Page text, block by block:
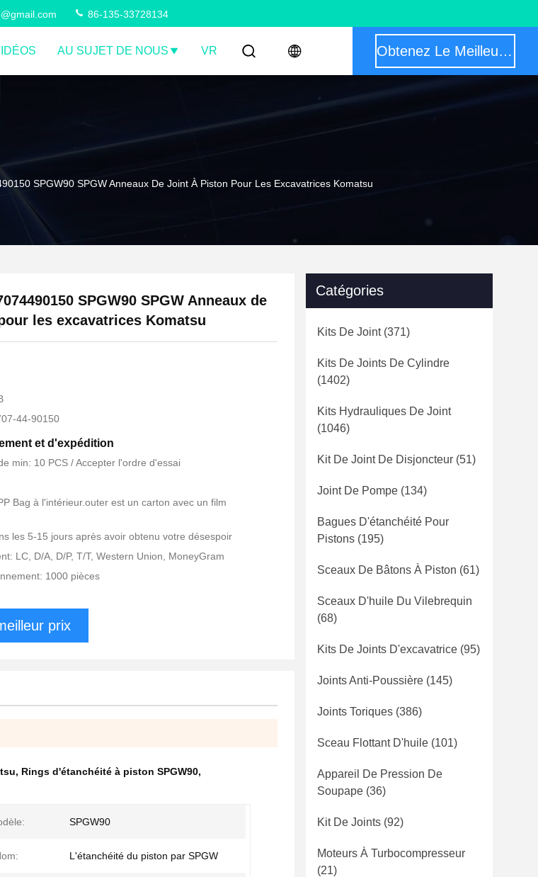
86-135-33728134
AU SUJET DE NOUS VR Obtenez Le Meilleur Prix
SPGW90 SPGW Anneaux De Joint À Piston Pour Les Excavatrices Komatsu
SPGW90 SPGW Anneaux de
les excavatrices Komatsu
44-90150
et d'expédition
min: 10 PCS / Accepter l'ordre d'essai
Bag à l'intérieur.outer est un carton avec un film
les 5-15 jours après avoir obtenu votre désespoir
LC, D/A, D/P, T/T, Western Union, MoneyGram
1000 pièces
prix
, Rings d'étanchéité à piston SPGW90,
SPGW90
L'étanchéité du piston par SPGW
Catégories
Kits De Joint(371)
Kits De Joints De Cylindre
(1402)
Kits Hydrauliques De Joint
(1046)
Kit De Joint De Disjoncteur (51)
Joint De Pompe (134)
Bagues D'étanchéité Pour
Pistons (195)
Sceaux De Bâtons À Piston (61)
Sceaux D'huile Du Vilebrequin
(68)
Kits De Joints D'excavatrice (95)
Joints Anti-Poussière (145)
Joints Toriques (386)
Sceau Flottant D'huile (101)
Appareil De Pression De
Soupape (36)
Kit De Joints (92)
Moteurs À Turbocompresseur
(21)